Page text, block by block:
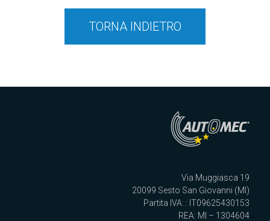
TORNA INDIETRO
Via Muggiasca 19
20099 Sesto San Giovanni (MI)
Partita IVA: : IT09625430153
REA: MI – 1304604